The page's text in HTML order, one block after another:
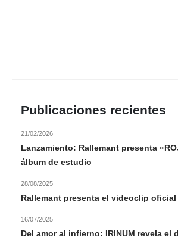
Publicaciones recientes
Lanzamiento: Rallemant presenta
álbum de estudio
21/02/2026
Rallemant presenta el videoclip oficial
28/08/2025
Del amor al infierno: IRINUM revela el
16/07/2025